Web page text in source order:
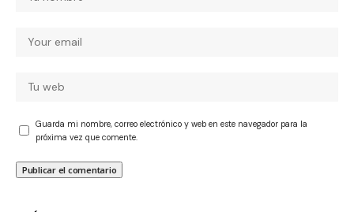
Guarda mi nombre, correo electrónico y web en este navegador para la
próxima vez que comente.